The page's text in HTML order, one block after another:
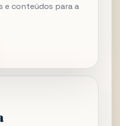
e conteúdos para a